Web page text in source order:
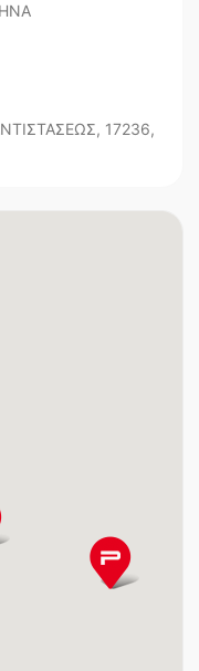
17236,
ΕΕ
ΚΑΛΛΙΘΕΑ